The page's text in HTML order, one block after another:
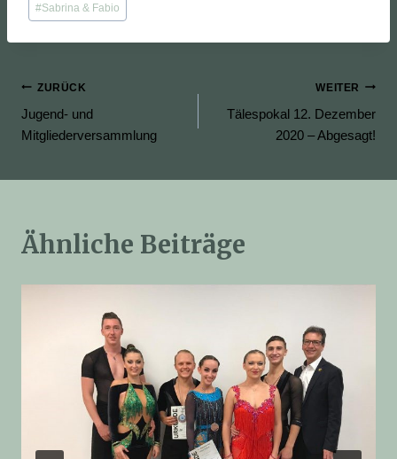
#Sabrina & Fabio
Beitragsnavigation
ZURÜCK
Jugend- und
Mitgliederversammlung
WEITER
Tälespokal 12. Dezember
2020 – Abgesagt!
Ähnliche Beiträge